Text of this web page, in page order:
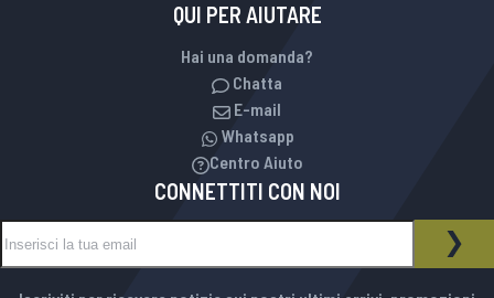
QUI PER AIUTARE
Hai una domanda?
Chatta
E-mail
Whatsapp
Centro Aiuto
CONNETTITI CON NOI
NEWSLETTER